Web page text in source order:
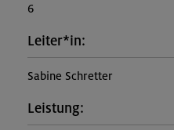
6
Leiter*in:
Sabine Schretter
Leistung: